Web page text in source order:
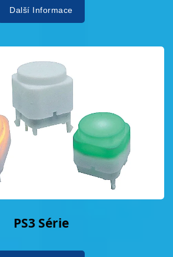
Další Informace
PS3 Série